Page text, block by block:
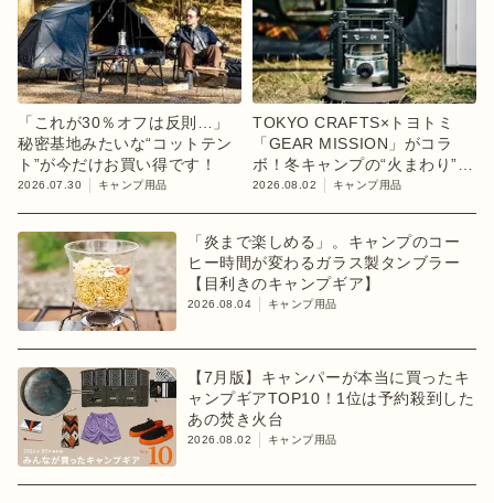
「これが30％オフは反則…」
秘密基地みたいな“コットテン
ト”が今だけお買い得です！
2026.07.30 キャンプ用品
TOKYO CRAFTS×トヨトミ
「GEAR MISSION」がコラ
ボ！冬キャンプの“火まわり”を
担う限定K3クッキングストー
2026.08.02 キャンプ用品
「炎まで楽しめる」。キャンプのコー
ヒー時間が変わるガラス製タンブラー
【目利きのキャンプギア】
2026.08.04 キャンプ用品
【7月版】キャンパーが本当に買ったキ
ャンプギアTOP10！1位は予約殺到した
あの焚き火台
2026.08.02 キャンプ用品